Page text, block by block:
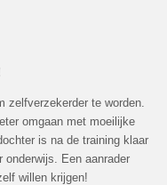
zelfverzekerder te worden.
omgaan met moeilijke
is na de training klaar
onderwijs. Een aanrader
willen krijgen!